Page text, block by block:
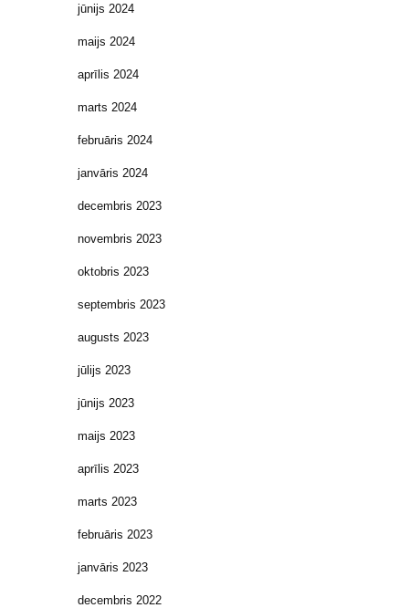
jūnijs 2024
maijs 2024
aprīlis 2024
marts 2024
februāris 2024
janvāris 2024
decembris 2023
novembris 2023
oktobris 2023
septembris 2023
augusts 2023
jūlijs 2023
jūnijs 2023
maijs 2023
aprīlis 2023
marts 2023
februāris 2023
janvāris 2023
decembris 2022